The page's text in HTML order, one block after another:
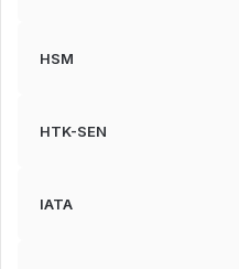
HSM
HTK-SEN
IATA